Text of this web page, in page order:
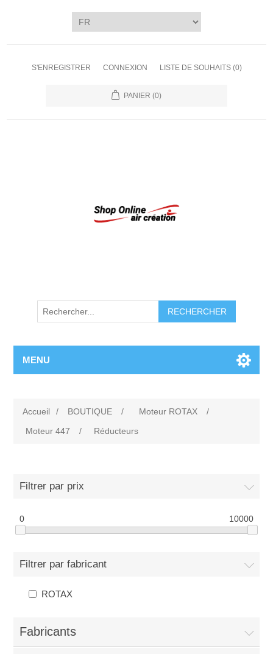
S'ENREGISTRER CONNEXION LISTE DE SOUHAITS (0)
PANIER (0)
RECHERCHER
MENU
Accueil / BOUTIQUE / Moteur ROTAX
/
Moteur 447
/ Réducteurs
Filtrer par prix
0 10000
Filtrer par fabricant
ROTAX
Fabricants